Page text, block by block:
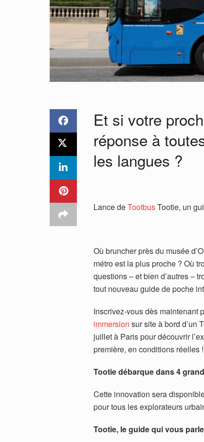
Et si votre
réponse à
les langues ?
Lance deTootbusTootie, un
Où bruncher près du musée
métro est la plus proche ? Où
questions – et bien d’autres –
tout nouveau guide de poche
Inscrivez-vous dès maintenant
immersion sur site à bord d’un
juillet à Paris pour découvrir
première, en conditions réelles !
Tootie débarque dans 4
Cette innovation sera
pour tous les explorateurs
Tootie, le guide qui vous